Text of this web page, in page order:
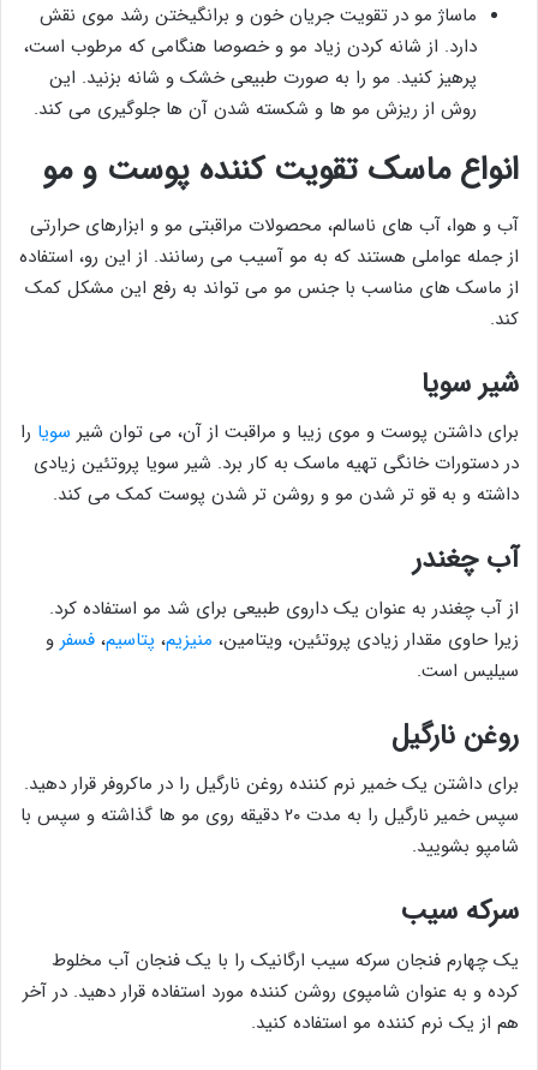
ماساژ مو در تقویت جریان خون و برانگیختن رشد موی­ نقش
دارد. از شانه کردن زیاد مو و خصوصا هنگامی که مرطوب است،
پرهیز کنید. مو را به صورت طبیعی خشک و شانه بزنید. این
روش از ریزش مو ها و شکسته شدن آن ها جلوگیری می کند.
انواع ماسک تقویت کننده پوست و مو
آب و هوا، آب های ناسالم، محصولات مراقبتی مو و ابزارهای حرارتی
از جمله عواملی هستند که به مو آسیب می رسانند. از این رو، استفاده
از ماسک های مناسب با جنس مو می تواند به رفع این مشکل کمک
کند.
شیر سویا
برای داشتن پوست و موی زیبا و مراقبت از آن، می ­توان شیر سویا را
در دستورات خانگی تهیه ماسک به کار برد. شیر سویا پروتئین زیادی
داشته و به قو ­تر شدن مو و روشن تر شدن پوست­ کمک می کند.
آب چغندر
از آب چغندر به عنوان یک داروی طبیعی برای شد مو استفاده کرد.
زیرا حاوی مقدار زیادی پروتئین، ویتامین، منیزیم، پتاسیم، فسفر و
سیلیس است.
روغن نارگیل
برای داشتن یک خمیر نرم کننده روغن نارگیل را در ماکروفر قرار دهید.
سپس خمیر نارگیل را به مدت ۲۰ دقیقه روی مو ها گذاشته و سپس با
شامپو بشویید.
سرکه سیب
یک چهارم فنجان سرکه سیب ارگانیک را با یک فنجان آب مخلوط
کرده و به عنوان شامپوی روشن­ کننده مورد استفاده قرار دهید. در آخر
هم از یک نرم کننده مو استفاده کنید.